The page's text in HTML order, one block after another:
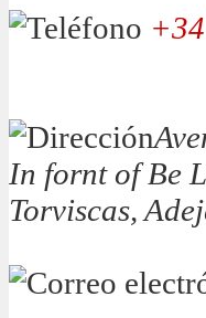
In fornt of Be
Torviscas,